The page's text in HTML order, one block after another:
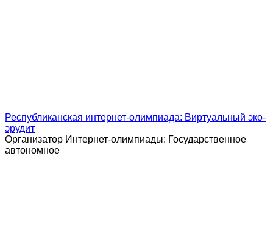
Республиканская интернет-олимпиада: Виртуальный эко-
эрудит
Организатор Интернет-олимпиады: Государственное
автономное